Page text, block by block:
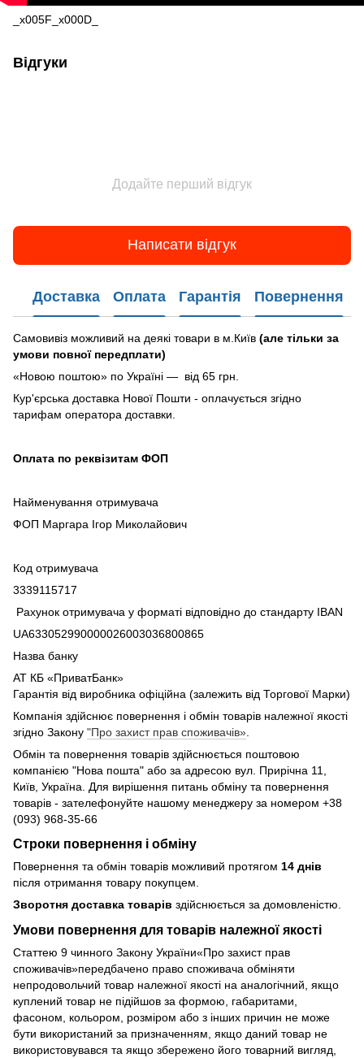
_x005F_x000D_
Відгуки
Додайте перший відгук
Написати відгук
Доставка Оплата Гарантія Повернення
Самовивіз можливий на деякі товари в м.Київ (але тільки за
умови повної передплати)
«Новою поштою» по Україні — від 65 грн.
Кур'єрська доставка Нової Пошти - оплачується згідно
тарифам оператора доставки.
Оплата по реквізитам ФОП
Найменування отримувача
ФОП Маргара Ігор Миколайович
Код отримувача
3339115717
Рахунок отримувача у форматі відповідно до стандарту IBAN
UA633052990000026003036800865
Назва банку
АТ КБ «ПриватБанк»
Гарантія від виробника офіційна (залежить від Торгової Марки)
Компанія здійснює повернення і обмін товарів належної якості
згідно Закону "Про захист прав споживачів»
Обмін та повернення товарів здійснюється поштовою
компанією "Нова пошта" або за адресою вул. Прирічна 11,
Київ, Україна. Для вирішення питань обміну та повернення
товарів - зателефонуйте нашому менеджеру за номером +38
(093) 968-35-66
Строки повернення і обміну
Повернення та обмін товарів можливий протягом 14 днів
після отримання товару покупцем.
Зворотня доставка товарів здійснюється за домовленістю.
Умови повернення для товарів належної якості
Статтею 9 чинного Закону України«Про захист прав
споживачів»передбачено право споживача обміняти
непродовольчий товар належної якості на аналогічний, якщо
куплений товар не підійшов за формою, габаритами,
фасоном, кольором, розміром або з інших причин не може
бути використаний за призначенням, якщо даний товар не
використовувався та якщо збережено його товарний вигляд,